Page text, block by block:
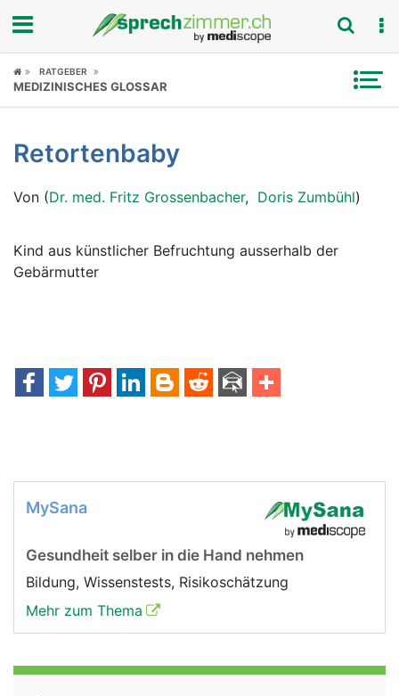
Fokus
Symptome
Untersuchungen
News
RATGEBER
MEDIZINISCHES GLOSSAR
Retortenbaby
Von (Dr. med. Fritz Grossenbacher, Doris Zumbühl)
Kind aus künstlicher Befruchtung ausserhalb der
Gebärmutter
MySana
Gesundheit selber in die Hand nehmen
Bildung, Wissenstests, Risikoschätzung
Mehr zum Thema